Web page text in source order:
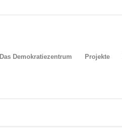
Das Demokratiezentrum Projekte